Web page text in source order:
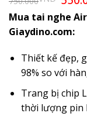
dựa trên
đánh giá
gốc
là:
Mua tai nghe
Giaydino.com:
Thiết kế đẹp,
98% so với
Trang bị chip
thời lượng pin